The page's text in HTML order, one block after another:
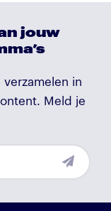
jouw
in
Meld je